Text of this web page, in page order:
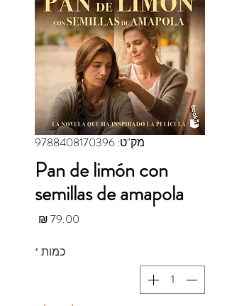
מק"ט: 9788408170396
Pan de limón con
semillas de amapola
כמות*